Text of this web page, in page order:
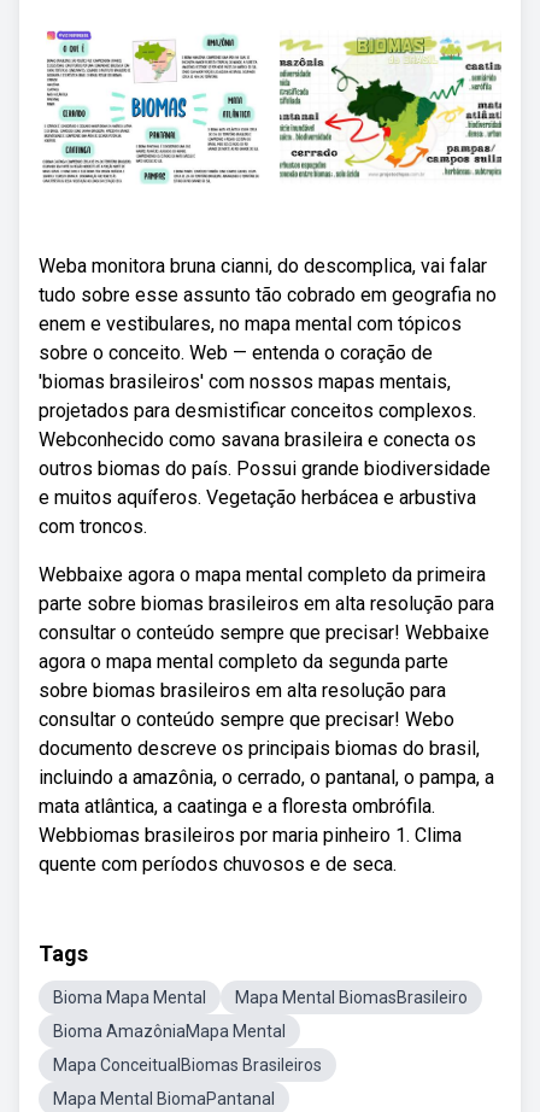
Weba monitora bruna cianni, do descomplica, vai falar
tudo sobre esse assunto tão cobrado em geografia no
enem e vestibulares, no mapa mental com tópicos
sobre o conceito. Web — entenda o coração de
'biomas brasileiros' com nossos mapas mentais,
projetados para desmistificar conceitos complexos.
Webconhecido como savana brasileira e conecta os
outros biomas do país. Possui grande biodiversidade
e muitos aquíferos. Vegetação herbácea e arbustiva
com troncos.
Webbaixe agora o mapa mental completo da primeira
parte sobre biomas brasileiros em alta resolução para
consultar o conteúdo sempre que precisar! Webbaixe
agora o mapa mental completo da segunda parte
sobre biomas brasileiros em alta resolução para
consultar o conteúdo sempre que precisar! Webo
documento descreve os principais biomas do brasil,
incluindo a amazônia, o cerrado, o pantanal, o pampa, a
mata atlântica, a caatinga e a floresta ombrófila.
Webbiomas brasileiros por maria pinheiro 1. Clima
quente com períodos chuvosos e de seca.
Tags
Bioma Mapa Mental
Mapa Mental BiomasBrasileiro
Bioma AmazôniaMapa Mental
Mapa ConceitualBiomas Brasileiros
Mapa Mental BiomaPantanal